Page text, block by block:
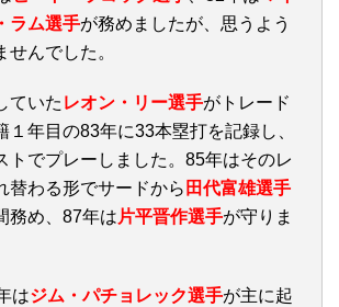
ラム選手が務めましたが、思うよう
せんでした。
ていた レオン・リー選手がトレード
１年目の83年に33本塁打を記録し、
トでプレーしました。85年はそのレ
替わる形でサードから 田代富雄選手
務め、87年は 片平晋作選手が守りま
はジム・パチョレック選手が主に起